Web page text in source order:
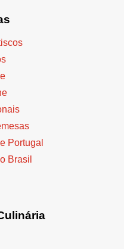
Portugal
Brasil